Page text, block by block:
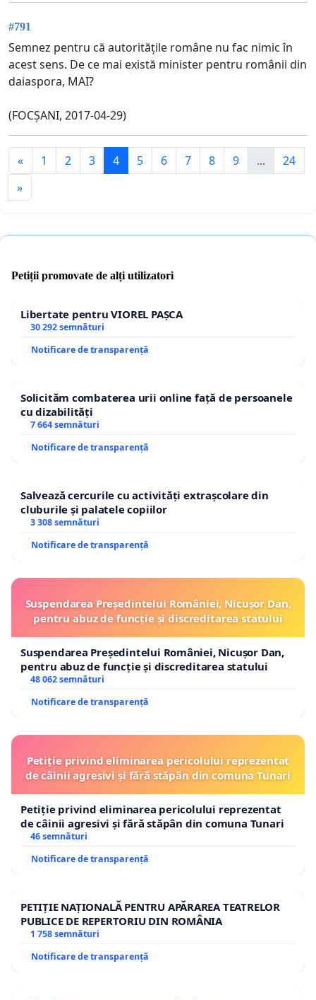
#791
Semnez pentru că autoritățile române nu fac nimic în
acest sens. De ce mai există minister pentru românii din
daiaspora, MAI?
(FOCȘANI, 2017-04-29)
« 1 2 3 4 5 6 7 8 9 ...
24
»
Petiții promovate de alți utilizatori
Libertate pentru VIOREL PAȘCA
30 292 semnături
Notificare de transparență
Solicităm combaterea urii online față de persoanele
cu dizabilități
7 664 semnături
Notificare de transparență
Salvează cercurile cu activități extrașcolare din
cluburile și palatele copiilor
3 308 semnături
Notificare de transparență
Suspendarea Președintelui României, Nicușor Dan,
pentru abuz de funcție și discreditarea statului
Suspendarea Președintelui României, Nicușor Dan,
pentru abuz de funcție și discreditarea statului
48 062 semnături
Notificare de transparență
Petiție privind eliminarea pericolului reprezentat
de câinii agresivi și fără stăpân din comuna Tunari
Petiție privind eliminarea pericolului reprezentat
de câinii agresivi și fără stăpân din comuna Tunari
46 semnături
Notificare de transparență
PETIȚIE NAȚIONALĂ PENTRU APĂRAREA TEATRELOR
PUBLICE DE REPERTORIU DIN ROMÂNIA
1 758 semnături
Notificare de transparență